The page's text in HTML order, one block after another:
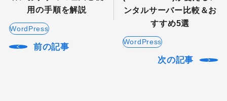
用の手順を解説
WordPress
前の記事
ンタルサーバー比較＆お
すすめ5選
WordPress
次の記事